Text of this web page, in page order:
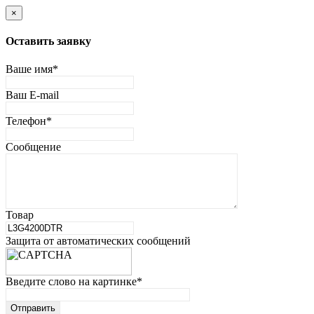
×
Оставить заявку
Ваше имя*
Ваш E-mail
Телефон*
Сообщение
Товар
Защита от автоматических сообщений
Введите слово на картинке*